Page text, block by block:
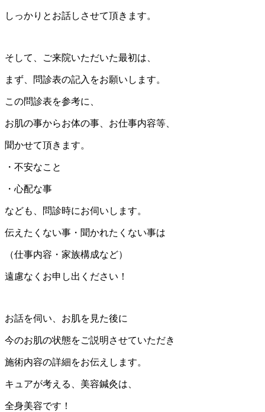
しっかりとお話しさせて頂きます。
そして、ご来院いただいた最初は、
まず、問診表の記入をお願いします。
この問診表を参考に、
お肌の事からお体の事、お仕事内容等、
聞かせて頂きます。
・不安なこと
・心配な事
なども、問診時にお伺いします。
伝えたくない事・聞かれたくない事は
（仕事内容・家族構成など）
遠慮なくお申し出ください！
お話を伺い、お肌を見た後に
今のお肌の状態をご説明させていただき
施術内容の詳細をお伝えします。
キュアが考える、美容鍼灸は、
全身美容です！